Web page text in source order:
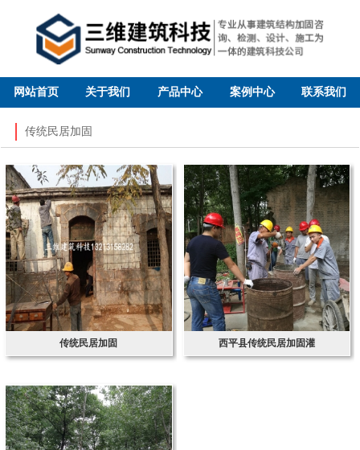
网站首页 关于我们 产品中心 案例中心 联系我们
传统民居加固
传统民居加固 西平县传统民居加固灌